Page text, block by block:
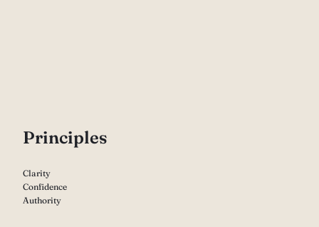
Principles
Clarity
Confidence
Authority